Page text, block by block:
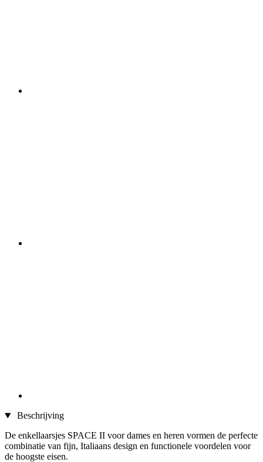
Beschrijving
De enkellaarsjes SPACE II voor dames en heren vormen de perfecte
combinatie van fijn, Italiaans design en functionele voordelen voor
de hoogste eisen.